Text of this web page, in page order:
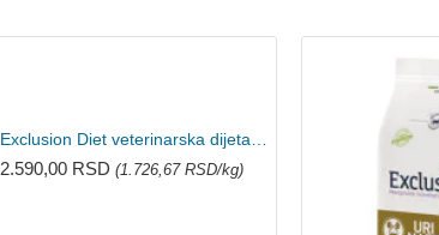
2.590,00 RSD(1.726,67 RSD/kg)